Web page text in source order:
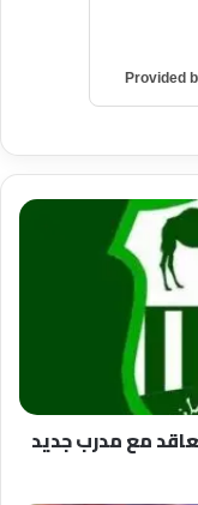
Provided
مع مدرب جديد